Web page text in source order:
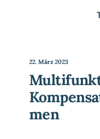
22. März 2023
men